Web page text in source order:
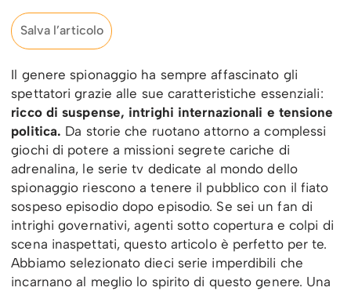
Salva l’articolo
Il genere spionaggio ha sempre affascinato gli
spettatori grazie alle sue caratteristiche essenziali:
ricco di suspense, intrighi internazionali e tensione
politica. Da storie che ruotano attorno a complessi
giochi di potere a missioni segrete cariche di
adrenalina, le serie tv dedicate al mondo dello
spionaggio riescono a tenere il pubblico con il fiato
sospeso episodio dopo episodio. Se sei un fan di
intrighi governativi, agenti sotto copertura e colpi di
scena inaspettati, questo articolo è perfetto per te.
Abbiamo selezionato dieci serie imperdibili che
incarnano al meglio lo spirito di questo genere. Una